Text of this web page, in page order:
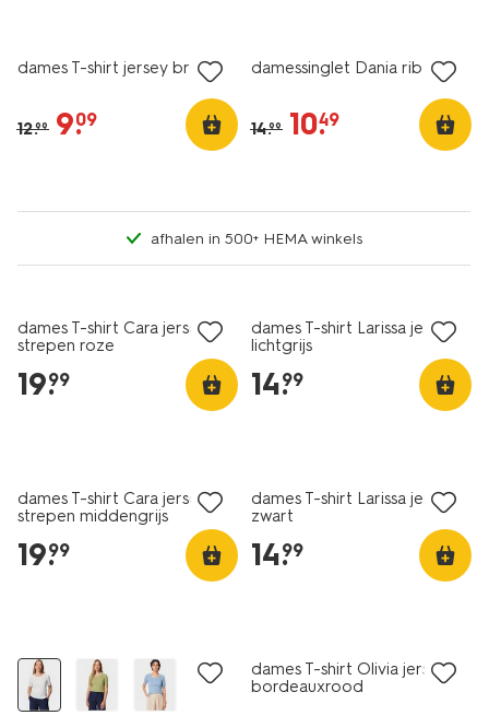
dames T-shirt jersey bruin
12.99 9.
09
damessinglet Dania rib roze
14.99 10.
49
afhalen in 500+ HEMA winkels
dames T-shirt Cara jersey
strepen roze
19.
99
dames T-shirt Larissa jersey
lichtgrijs
14.
99
dames T-shirt Cara jersey
strepen middengrijs
19.
99
dames T-shirt Larissa jersey
zwart
14.
99
dames T-shirt Olivia jersey
bordeauxrood